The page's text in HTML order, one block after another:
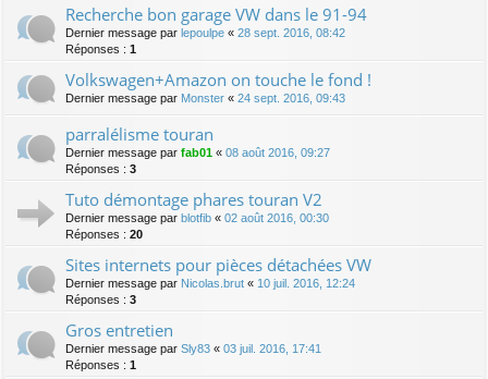
Recherche bon garage VW dans le 91-94
Dernier message par lepoulpe « 28 sept. 2016, 08:42
Réponses : 1
Volkswagen+Amazon on touche le fond !
Dernier message par Monster « 24 sept. 2016, 09:43
parralélisme touran
Dernier message par fab01 « 08 août 2016, 09:27
Réponses : 3
Tuto démontage phares touran V2
Dernier message par blotfib « 02 août 2016, 00:30
Réponses : 20
Sites internets pour pièces détachées VW
Dernier message par Nicolas.brut « 10 juil. 2016, 12:24
Réponses : 3
Gros entretien
Dernier message par Sly83 « 03 juil. 2016, 17:41
Réponses : 1